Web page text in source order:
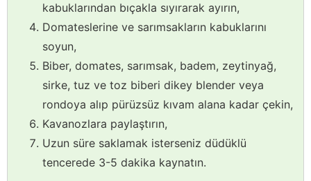
kabuklarından bıçakla sıyırarak ayırın,
Domateslerine ve sarımsakların kabuklarını
soyun,
Biber, domates, sarımsak, badem, zeytinyağ,
sirke, tuz ve toz biberi dikey blender veya
rondoya alıp pürüzsüz kıvam alana kadar çekin,
Kavanozlara paylaştırın,
Uzun süre saklamak isterseniz düdüklü
tencerede 3-5 dakika kaynatın.